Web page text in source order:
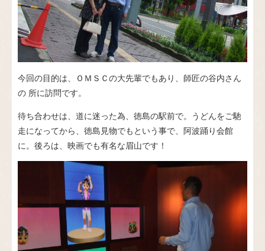
今回の目的は、ＯＭＳＣの大先輩でもあり、師匠の谷内さん
の 所に訪問です。
待ち合わせは、道に迷った為、徳島の駅前で。うどんをご馳
走になってから、徳島見物でもという事で、阿波踊り会館
に。後ろは、映画でも有名な眉山です！